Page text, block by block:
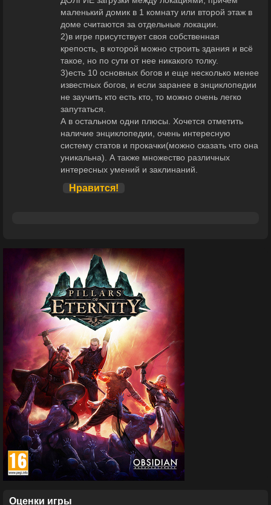
маленький домик в 1 комнату или второй этаж в
доме считаются за отдельные локации.
2)в игре присутствует своя собственная
крепость, в которой можно строить здания и всё
такое, но по сути от нее никакого толку.
3)есть 10 основных богов и еще несколько менее
известных богов, и если заранее в энциклопедии
не заучить кто есть кто, то можно очень легко
запутаться.
А в остальном одни плюсы. Хочется отметить
наличие энциклопедии, очень интересную
систему статов и прокачки(можно сказать что она
уникальна). А также множество различных
интересных умений и заклинаний.
Нравится!
Оценки игры